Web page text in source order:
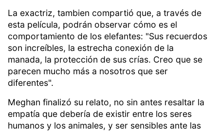
La exactriz, tambien compartió que, a través de
esta película, podrán observar cómo es el
comportamiento de los elefantes: "Sus recuerdos
son increíbles, la estrecha conexión de la
manada, la protección de sus crías. Creo que se
parecen mucho más a nosotros que ser
diferentes".
Meghan finalizó su relato, no sin antes resaltar la
empatía que debería de existir entre los seres
humanos y los animales, y ser sensibles ante las